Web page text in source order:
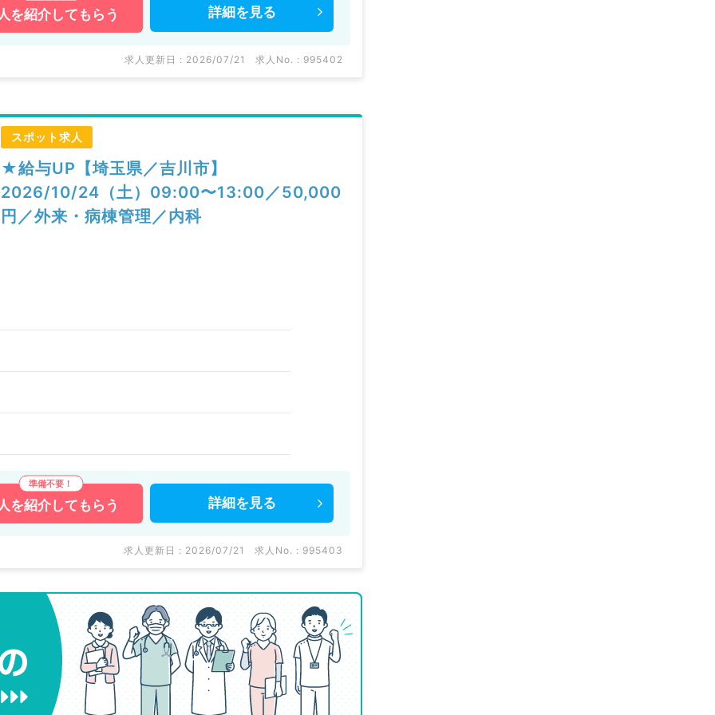
を紹介してもらう 詳細を 見る
求人更新日 : 2026/07/21 求人No. : 995402
スポット求人
★給与UP【埼玉県／吉川市】
2026/10/24（土）09:00〜13:00／50,000
円／外来・病棟管理／内科
を紹介してもらう 詳細を 見る
求人更新日 : 2026/07/21 求人No. : 995403